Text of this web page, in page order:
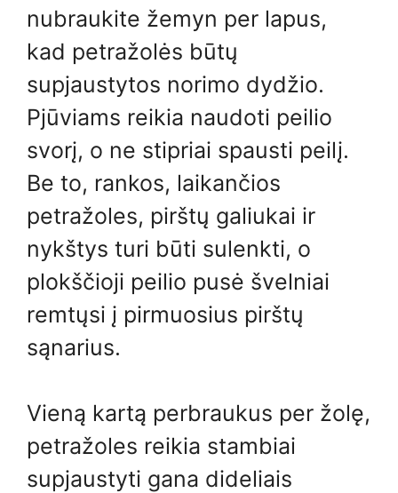
nubraukite žemyn per lapus,
kad petražolės būtų
supjaustytos norimo dydžio.
Pjūviams reikia naudoti peilio
svorį, o ne stipriai spausti peilį.
Be to, rankos, laikančios
petražoles, pirštų galiukai ir
nykštys turi būti sulenkti, o
plokščioji peilio pusė švelniai
remtųsi į pirmuosius pirštų
sąnarius.
Vieną kartą perbraukus per žolę,
petražoles reikia stambiai
supjaustyti gana dideliais